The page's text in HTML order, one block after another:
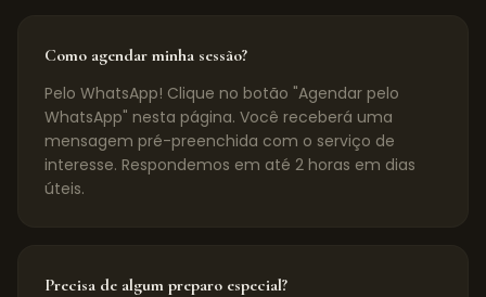
Como agendar minha sessão?
Pelo WhatsApp! Clique no botão "Agendar pelo
WhatsApp" nesta página. Você receberá uma
mensagem pré-preenchida com o serviço de
interesse. Respondemos em até 2 horas em dias
úteis.
Precisa de algum preparo especial?